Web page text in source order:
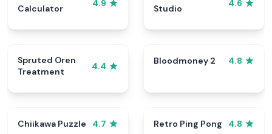
Calculator
4.9
Studio
4.6
Spruted Oren
Treatment
4.4
Bloodmoney 2 4.8
Chiikawa Puzzle 4.7 Retro Ping Pong 4.8